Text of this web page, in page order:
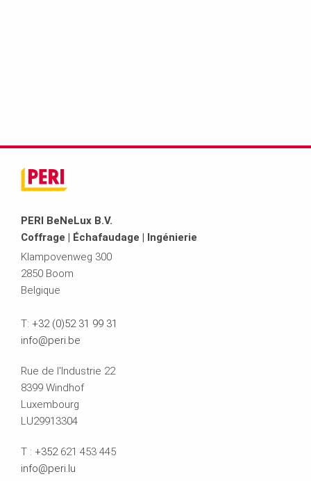
PERI BeNeLux B.V.
Coffrage | Échafaudage | Ingénierie
Klampovenweg 300
2850 Boom
Belgique
T: +32 (0)52 31 99 31
info@peri.be
Rue de l'Industrie 22
8399 Windhof
Luxembourg
LU29913304
T : +352 621 453 445
info@peri.lu